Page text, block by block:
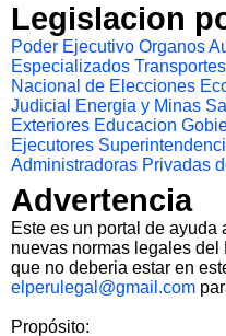
Legislacion
Poder Ejecutivo Organos
Especializados
Nacional de Elecciones
Judicial
Energia y Minas
Exteriores Educacion
Ejecutores
Administradoras Privadas
Advertencia
Este es un portal de
nuevas normas legales
que no deberia estar en
elperulegal@gmail.com
Propósito: